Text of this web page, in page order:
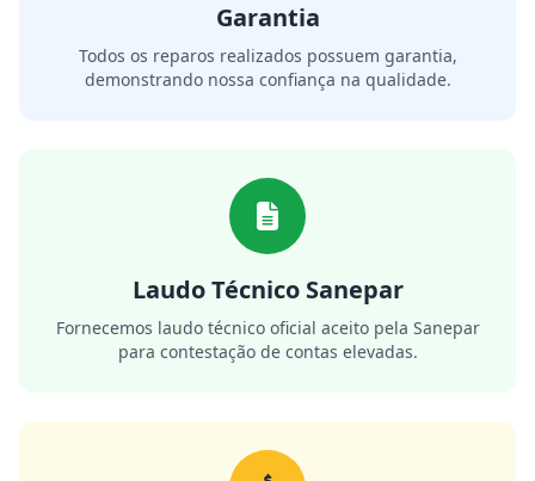
Garantia
Todos os reparos realizados possuem garantia,
demonstrando nossa confiança na qualidade.
Laudo Técnico Sanepar
Fornecemos laudo técnico oficial aceito pela Sanepar
para contestação de contas elevadas.